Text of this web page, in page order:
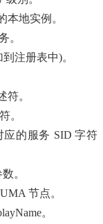
地实例。
。
注册表中)。
。
。
的服务 SID 字符
。
节点。
。